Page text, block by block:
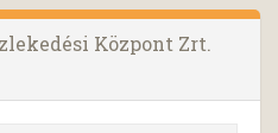
Központ Zrt.